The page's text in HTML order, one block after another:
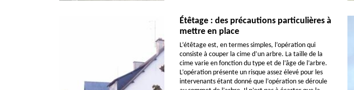
Étêtage : des précautions particulières à
mettre en place
L’étêtage est, en termes simples, l’opération qui
consiste à couper la cime d’un arbre. La taille de la
cime varie en fonction du type et de l’âge de l’arbre.
L’opération présente un risque assez élevé pour les
intervenants étant donné que l’opération se déroule